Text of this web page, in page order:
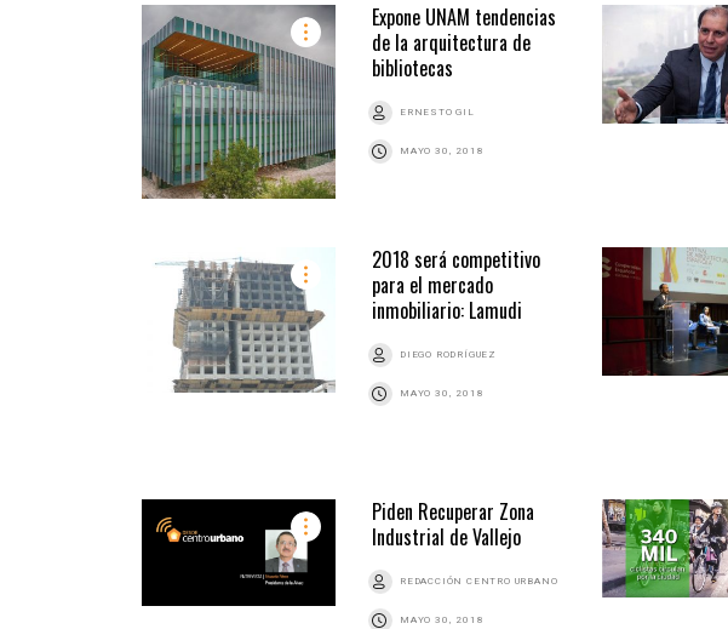
Expone UNAM tendencias
de la arquitectura de
bibliotecas
ERNESTO GIL
MAYO 30, 2018
2018 será competitivo
para el mercado
inmobiliario: Lamudi
DIEGO RODRÍGUEZ
MAYO 30, 2018
Piden Recuperar Zona
Industrial de Vallejo
REDACCIÓN CENTRO URBANO
MAYO 30, 2018